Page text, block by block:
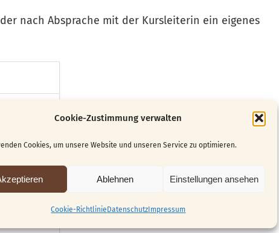
Cookie-Zustimmung verwalten
Cookies, um unsere Website und unseren Service zu optimieren.
Ablehnen Einstellungen ansehen
Cookie-Richtlinie Datenschutz Impressum
nach Absprache mit der Kursleiterin ein eigenes